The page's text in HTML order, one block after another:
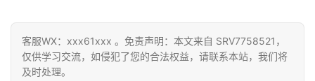
客服WX：xxx61xxx 。免责声明：本文来自 SRV7758521，
仅供学习交流，如侵犯了您的合法权益，请联系本站，我们将
及时处理。